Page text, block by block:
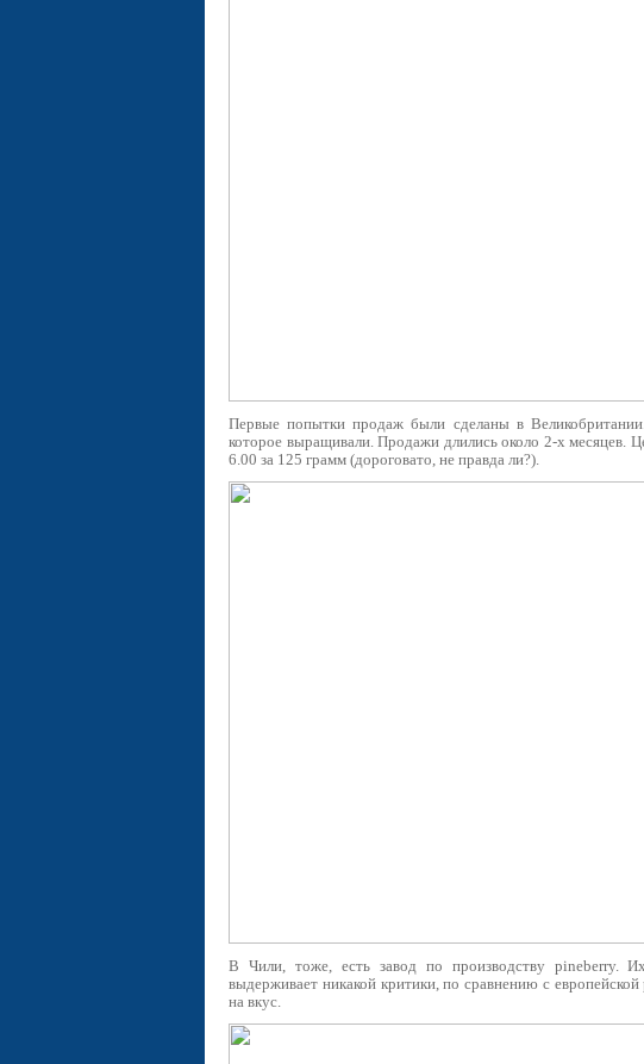
Первые попытки продаж были сделаны в
которое выращивали. Продажи длились около 2-х месяцев.
6.00 за 125 грамм (дороговато, не правда ли?).
В Чили, тоже, есть завод по производству pineberry.
выдерживает никакой критики, по сравнению с
на вкус.